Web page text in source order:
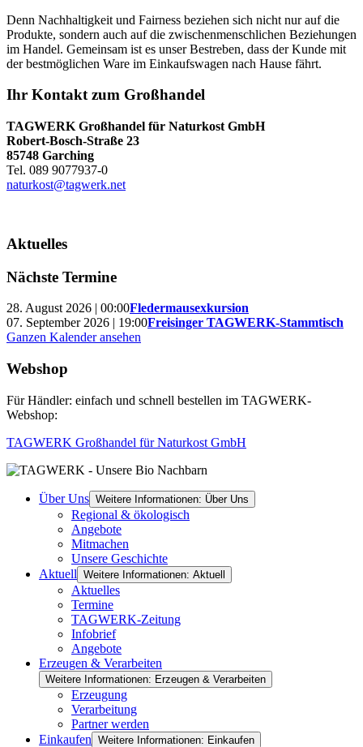
Denn Nachhaltigkeit und Fairness beziehen sich nicht nur auf die
Produkte, sondern auch auf die zwischenmenschlichen Beziehungen
im Handel. Gemeinsam ist es unser Bestreben, dass der Kunde mit
der bestmöglichen Ware im Einkaufswagen nach Hause fährt.
Ihr Kontakt zum Großhandel
TAGWERK Großhandel für Naturkost GmbH
Robert-Bosch-Straße 23
85748 Garching
Tel. 089 9077937-0
naturkost@tagwerk.net
Aktuelles
Nächste Termine
28. August 2026 | 00:00Fledermausexkursion
07. September 2026 | 19:00Freisinger TAGWERK-Stammtisch
Ganzen Kalender ansehen
Webshop
Für Händler: einfach und schnell bestellen im TAGWERK-
Webshop:
TAGWERK Großhandel für Naturkost GmbH
Über Uns Weitere Informationen: Über Uns
Regional & ökologisch
Angebote
Mitmachen
Unsere Geschichte
Aktuell Weitere Informationen: Aktuell
Aktuelles
Termine
TAGWERK-Zeitung
Infobrief
Angebote
Erzeugen & Verarbeiten
Weitere Informationen: Erzeugen & Verarbeiten
Erzeugung
Verarbeitung
Partner werden
Einkaufen Weitere Informationen: Einkaufen